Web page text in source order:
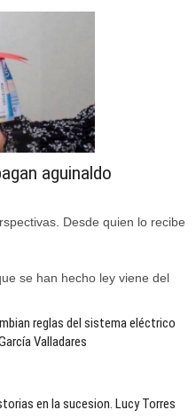
aguinaldo
Desde quien lo recibe
se han hecho ley viene del
reglas del sistema eléctrico
Valladares
en la sucesion. Lucy Torres